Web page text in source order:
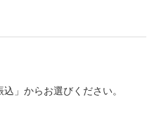
」からお選びください。